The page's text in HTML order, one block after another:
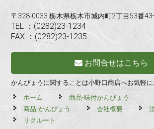
〒328-0033 栃木県栃木市城内町2丁目53番43
TEL ：(0282)23-1234
FAX ：(0282)23-1235
お問合せはこちら
かんぴょうに関することは小野口商店へお気軽に
ホーム
商品-味付かんぴょう
商品-かんぴょう
会社概要
リクルート